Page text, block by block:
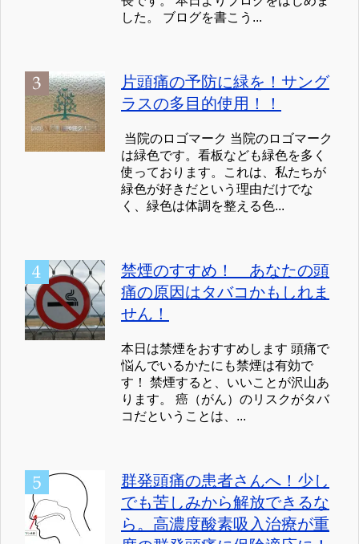
した。 ブログを書こう...
片頭痛の予防に緑を！サング
ラスの多目的使用！！
当院のロゴマーク 当院のロゴマーク
は緑色です。看板なども緑色を多く
使っております。これは、私たちが
緑色が好きだという理由だけでな
く、緑色は体調を整える色...
禁煙のすすめ！ あなたの頭
痛の原因はタバコかもしれま
せん！
本日は禁煙をおすすめします 頭痛で
悩んでいるかたにも禁煙は有効で
す！ 禁煙すると、いいことが沢山あ
ります。 癌（がん）のリスクがタバ
コだということは、...
群発頭痛の患者さんへ！少し
でも苦しみから解放できるな
ら。高濃度酸素吸入治療が重